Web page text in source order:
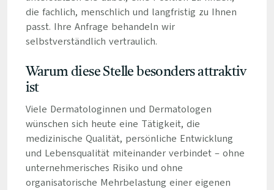
die fachlich, menschlich und langfristig zu Ihnen
passt. Ihre Anfrage behandeln wir
selbstverständlich vertraulich.
Warum diese Stelle besonders attraktiv
ist
Viele Dermatologinnen und Dermatologen
wünschen sich heute eine Tätigkeit, die
medizinische Qualität, persönliche Entwicklung
und Lebensqualität miteinander verbindet – ohne
unternehmerisches Risiko und ohne
organisatorische Mehrbelastung einer eigenen